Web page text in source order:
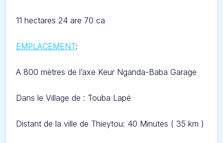
11 hectares 24 are 70 ca
EMPLACEMENT:
A 800 mètres de l’axe Keur Nganda-Baba Garage
Dans le Village de : Touba Lapé
Distant de la ville de Thieytou: 40 Minutes ( 35 km )